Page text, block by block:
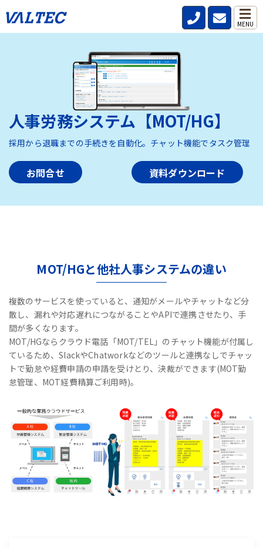
MENU
HOME>製品・サービス> 人事労務システム【MOT/HG】
人事労務システム【MOT/HG】
採用から退職までの手続きを自動化。チャット機能でタスク管理
お問合せ 資料ダウンロード
MOT/HGと他社人事システムの違い
複数のサービスを使っていると、通知がメールやチャットなど分
散し、漏れや対応遅れにつながることやAPIで連携させたり、手
間が多くなります。
MOT/HGならクラウド電話「MOT/TEL」のチャット機能が付属し
ているため、SlackやChatworkなどのツールと連携なしでチャッ
トで勤怠や経費申請の申請を受けとり、決裁ができます(MOT勤
怠管理、MOT経費精算ご利用時)。